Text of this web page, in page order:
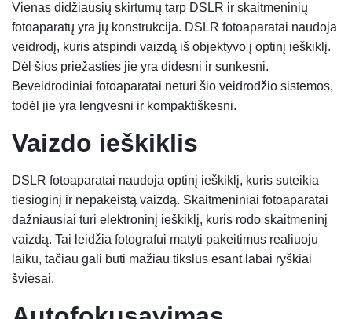
Vienas didžiausių skirtumų tarp DSLR ir skaitmeninių
fotoaparatų yra jų konstrukcija. DSLR fotoaparatai naudoja
veidrodį, kuris atspindi vaizdą iš objektyvo į optinį ieškiklį.
Dėl šios priežasties jie yra didesni ir sunkesni.
Beveidrodiniai fotoaparatai neturi šio veidrodžio sistemos,
todėl jie yra lengvesni ir kompaktiškesni.
Vaizdo ieškiklis
DSLR fotoaparatai naudoja optinį ieškiklį, kuris suteikia
tiesioginį ir nepakeistą vaizdą. Skaitmeniniai fotoaparatai
dažniausiai turi elektroninį ieškiklį, kuris rodo skaitmeninį
vaizdą. Tai leidžia fotografui matyti pakeitimus realiuoju
laiku, tačiau gali būti mažiau tikslus esant labai ryškiai
šviesai.